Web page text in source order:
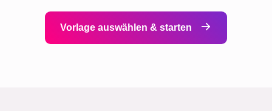
Vorlage auswählen & starten